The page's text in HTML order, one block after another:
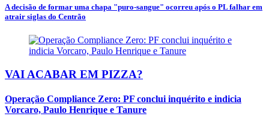
A decisão de formar uma chapa "puro-sangue" ocorreu após o PL falhar em
atrair siglas do Centrão
VAI ACABAR EM PIZZA?
Operação Compliance Zero: PF conclui inquérito e indicia
Vorcaro, Paulo Henrique e Tanure